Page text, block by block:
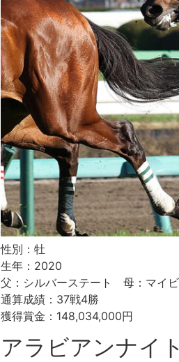
性別：牡
生年：2020
父：シルバーステート 母：マイ
通算成績：37戦4勝
獲得賞金：148,034,000円
アラビアンナイ